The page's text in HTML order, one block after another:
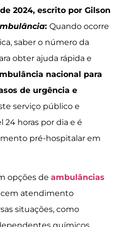
2024, escrito por Gilson
: Quando ocorre
saber o número da
obter ajuda rápida e
nacional para
de urgência e
serviço público e
horas por dia e é
pré-hospitalar em
opções de ambulâncias
atendimento
situações, como